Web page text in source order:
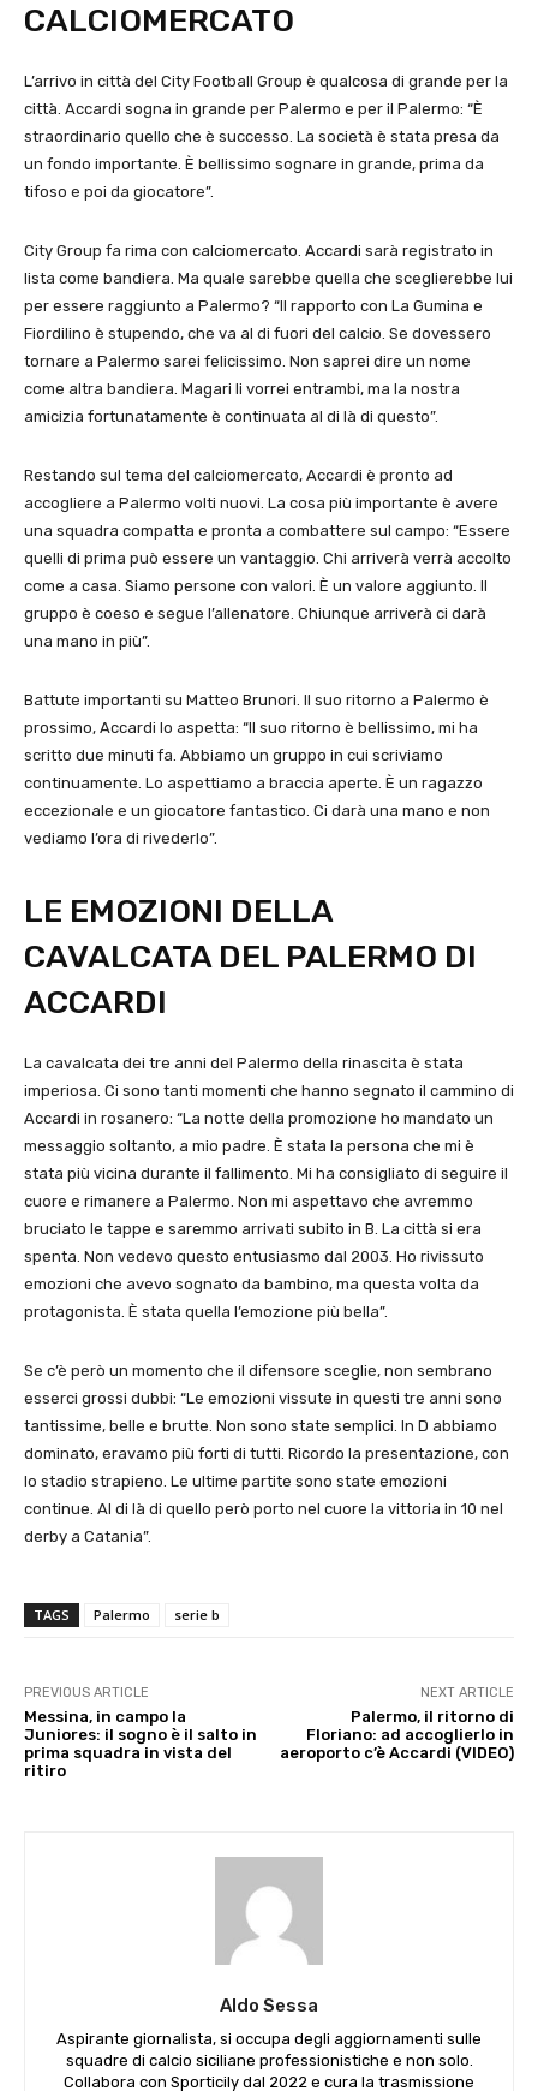
CALCIOMERCATO
L’arrivo in città del City Football Group è qualcosa di grande per la
città. Accardi sogna in grande per Palermo e per il Palermo: “È
straordinario quello che è successo. La società è stata presa da
un fondo importante. È bellissimo sognare in grande, prima da
tifoso e poi da giocatore”.
City Group fa rima con calciomercato. Accardi sarà registrato in
lista come bandiera. Ma quale sarebbe quella che sceglierebbe lui
per essere raggiunto a Palermo? “Il rapporto con La Gumina e
Fiordilino è stupendo, che va al di fuori del calcio. Se dovessero
tornare a Palermo sarei felicissimo. Non saprei dire un nome
come altra bandiera. Magari li vorrei entrambi, ma la nostra
amicizia fortunatamente è continuata al di là di questo”.
Restando sul tema del calciomercato, Accardi è pronto ad
accogliere a Palermo volti nuovi. La cosa più importante è avere
una squadra compatta e pronta a combattere sul campo: “Essere
quelli di prima può essere un vantaggio. Chi arriverà verrà accolto
come a casa. Siamo persone con valori. È un valore aggiunto. Il
gruppo è coeso e segue l’allenatore. Chiunque arriverà ci darà
una mano in più”.
Battute importanti su Matteo Brunori. Il suo ritorno a Palermo è
prossimo, Accardi lo aspetta: “Il suo ritorno è bellissimo, mi ha
scritto due minuti fa. Abbiamo un gruppo in cui scriviamo
continuamente. Lo aspettiamo a braccia aperte. È un ragazzo
eccezionale e un giocatore fantastico. Ci darà una mano e non
vediamo l’ora di rivederlo”.
LE EMOZIONI DELLA
CAVALCATA DEL PALERMO DI
ACCARDI
La cavalcata dei tre anni del Palermo della rinascita è stata
imperiosa. Ci sono tanti momenti che hanno segnato il cammino di
Accardi in rosanero: “La notte della promozione ho mandato un
messaggio soltanto, a mio padre. È stata la persona che mi è
stata più vicina durante il fallimento. Mi ha consigliato di seguire il
cuore e rimanere a Palermo. Non mi aspettavo che avremmo
bruciato le tappe e saremmo arrivati subito in B. La città si era
spenta. Non vedevo questo entusiasmo dal 2003. Ho rivissuto
emozioni che avevo sognato da bambino, ma questa volta da
protagonista. È stata quella l’emozione più bella”.
Se c’è però un momento che il difensore sceglie, non sembrano
esserci grossi dubbi: “Le emozioni vissute in questi tre anni sono
tantissime, belle e brutte. Non sono state semplici. In D abbiamo
dominato, eravamo più forti di tutti. Ricordo la presentazione, con
lo stadio strapieno. Le ultime partite sono state emozioni
continue. Al di là di quello però porto nel cuore la vittoria in 10 nel
derby a Catania”.
TAGS Palermo serie b
PREVIOUS ARTICLE
Messina, in campo la
Juniores: il sogno è il salto in
prima squadra in vista del
ritiro
NEXT ARTICLE
Palermo, il ritorno di
Floriano: ad accoglierlo in
aeroporto c’è Accardi (VIDEO)
Aldo Sessa
Aspirante giornalista, si occupa degli aggiornamenti sulle
squadre di calcio siciliane professionistiche e non solo.
Collabora con Sporticily dal 2022 e cura la trasmissione